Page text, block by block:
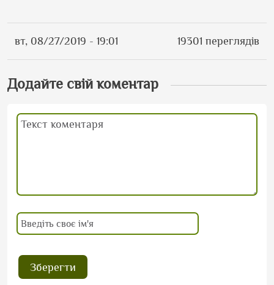
вт, 08/27/2019 - 19:01 19301 переглядів
Додайте свій коментар